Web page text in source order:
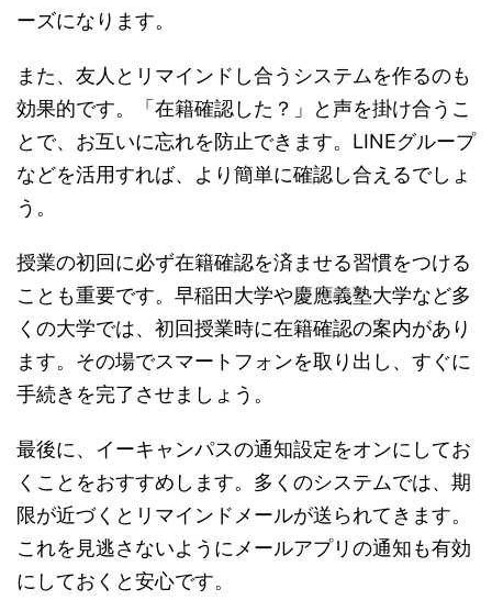
ーズになります。
また、友人とリマインドし合うシステムを作るのも
効果的です。「在籍確認した？」と声を掛け合うこ
とで、お互いに忘れを防止できます。LINEグループ
などを活用すれば、より簡単に確認し合えるでしょ
う。
授業の初回に必ず在籍確認を済ませる習慣をつける
ことも重要です。早稲田大学や慶應義塾大学など多
くの大学では、初回授業時に在籍確認の案内があり
ます。その場でスマートフォンを取り出し、すぐに
手続きを完了させましょう。
最後に、イーキャンパスの通知設定をオンにしてお
くことをおすすめします。多くのシステムでは、期
限が近づくとリマインドメールが送られてきます。
これを見逃さないようにメールアプリの通知も有効
にしておくと安心です。